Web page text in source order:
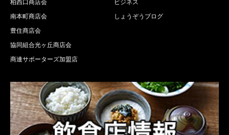
柏西口商店会
南本町商店会
豊住商店会
協同組合光ヶ丘商店会
商連サポーターズ加盟店
ビジネス
しょうぞうブログ